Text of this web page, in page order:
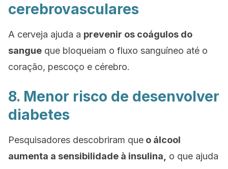
cerebrovasculares
A cerveja ajuda a prevenir os coágulos do
sangue que bloqueiam o fluxo sanguíneo até o
coração, pescoço e cérebro.
8. Menor risco de desenvolver
diabetes
Pesquisadores descobriram que o álcool
aumenta a sensibilidade à insulina,
o que ajuda